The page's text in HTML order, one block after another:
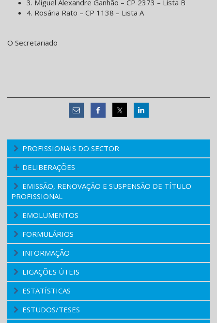
3. Miguel Alexandre Ganhão – CP 2373 – Lista B
4. Rosária Rato – CP 1138 – Lista A
O Secretariado
PROFISSIONAIS DO SECTOR
DELIBERAÇÕES
EMISSÃO, RENOVAÇÃO E SUSPENSÃO DE TÍTULO
PROFISSIONAL
EMOLUMENTOS
FORMULÁRIOS
INFORMAÇÃO
LIGAÇÕES ÚTEIS
ESTATÍSTICAS
ESTUDOS/TESES